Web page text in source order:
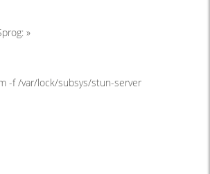
»
-f /var/lock/subsys/stun-server